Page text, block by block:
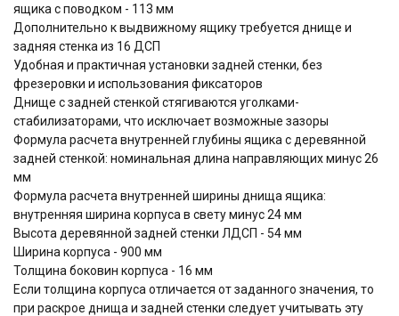
ящика с поводком - 113 мм
Дополнительно к выдвижному ящику требуется днище и
задняя стенка из 16 ДСП
Удобная и практичная установки задней стенки, без
фрезеровки и использования фиксаторов
Днище с задней стенкой стягиваются уголками-
стабилизаторами, что исключает возможные зазоры
Формула расчета внутренней глубины ящика c деревянной
задней стенкой: номинальная длина направляющих минус 26
мм
Формула расчета внутренней ширины днища ящика:
внутренняя ширина корпуса в свету минус 24 мм
Высота деревянной задней стенки ЛДСП - 54 мм
Ширина корпуса - 900 мм
Толщина боковин корпуса - 16 мм
Если толщина корпуса отличается от заданного значения, то
при раскрое днища и задней стенки следует учитывать эту